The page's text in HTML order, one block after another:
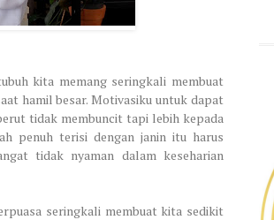
kita memang seringkali membuat
hamil besar. Motivasiku untuk dapat
tidak membuncit tapi lebih kepada
penuh terisi dengan janin itu harus
tidak nyaman dalam keseharian
seringkali membuat kita sedikit